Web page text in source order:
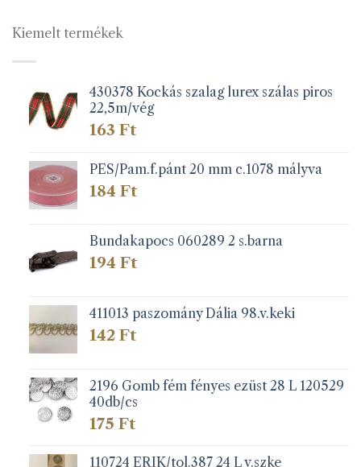
Kiemelt termékek
430378 Kockás szalag lurex szálas piros
22,5m/vég
163 Ft
PES/Pam.f.pánt 20 mm c.1078 mályva
184 Ft
Bundakapocs 060289 2 s.barna
194 Ft
411013 paszomány Dália 98.v.keki
142 Ft
2196 Gomb fém fényes ezüst 28 L 120529
40db/cs
175 Ft
110724 ERIK/tol.387 24 L v.szke